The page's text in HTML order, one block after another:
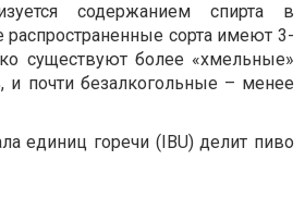
содержанием спирта в
распространенные сорта имеют 3-
существуют более «хмельные»
и почти безалкогольные – менее
единиц горечи (IBU) делит пиво